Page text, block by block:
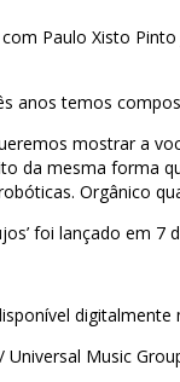
Paulo Xisto
anos temos
mostrar a
da mesma forma
Orgânico
foi lançado em 7
digitalmente
Music